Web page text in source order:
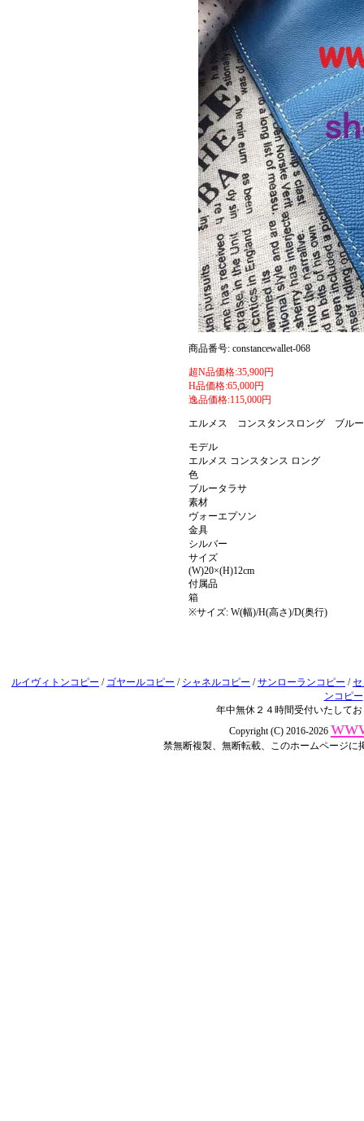
商品番号: constancewallet-068
超N品価格:35,900円
H品価格:65,000円
逸品価格:115,000円
エルメス コンスタンスロング ブル
モデル
エルメス コンスタンス ロング
色
ブルータラサ
素材
ヴォーエプソン
金具
シルバー
サイズ
(W)20×(H)12cm
付属品
箱
※サイズ: W(幅)/H(高さ)/D(奥行)
ルイヴィトンコピー / ゴヤールコピー / シャネルコピー /サンローランコピー /
ンコピー
年中無休２４時間受付いたして
Copyright (C) 2016-2026
禁無断複製、無断転載、このホームページ